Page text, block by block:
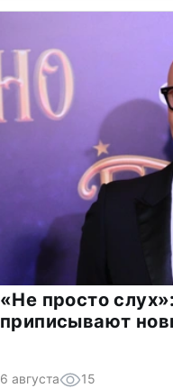
«Не просто
приписывают
6 августа 15